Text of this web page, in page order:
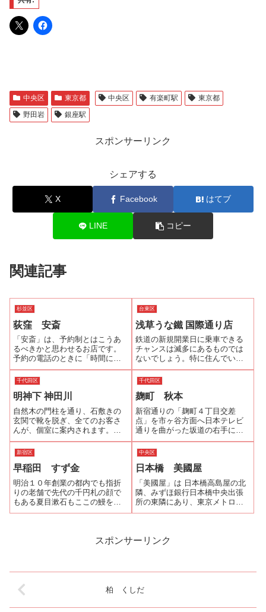
中央区 東京都 中央区 有楽町駅
東京都
野田岩
銀座駅
スポンサーリンク
シェアする
X Facebook はてブ
LINE コピー
関連記事
杉並区
荻窪 安斎
「安斎」は、予約制とはこうあ
るべきかと思わせるお店です。
予約の電話のときに「時間に遅
れないで下さい。」と念を押さ
れるが、予約時間に合わせてき
ちっとした仕事をしているから
である。予約時間の数分前に到
着すると、テーブルには箸と白
焼きで使うであろ...
台東区
浅草うな鐵 国際通り店
鉄道の新規開業日に乗車できる
チャンスは滅多にあるものでは
ないでしょう。特に住んでいる
近くに開通することは、…。と
いうことでつくばエクスプレス
（TX)の開業日の8月24日は、TX
に乗って鰻を食べに行こうと計
画しており、実行に移しまし
た。ここ「...
千代田区
明神下 神田川
自然木の門柱を通り、石敷きの
玄関で靴を脱ぎ、全てのお客さ
んが、個室に案内されます。建
物は古いです。掃除は行き届い
てはいても、壁がはがれかけて
いるところもあったりして、綺
麗とは言い難いのですが、何と
も風情があります。また、お店
の皆さんがもてな...
千代田区
麹町 秋本
新宿通りの「麹町４丁目交差
点」を市ヶ谷方面へ日本テレビ
通りを曲がった坂道の右手にビ
ルの間の木造１軒家がありま
す。そこが「秋本」です。瓢箪
の中に「う」の看板が目印で
す。玄関の引き戸を開けると右
手はレジで左手のテーブル席に
は12時半という時間も...
新宿区
早稲田 すず金
明治１０年創業の都内でも指折
りの老舗で先代の千円札の顔で
もある夏目漱石もここの鰻を食
したそうです。屋号の謂れは、
卓が２卓とテーブルが２卓とキ
中央区
日本橋 美國屋
「美國屋」は 日本橋高島屋の北
隣、みずほ銀行日本橋中央出張
所の東隣にあり、東京メトロ
「日本橋駅」B1、B2出口から徒
重が3種類のみ、店仕舞いが早い
スポンサーリンク
柏 くしだ